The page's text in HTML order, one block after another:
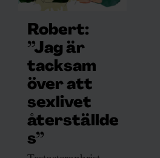
Robert:
”Jag är
tacksam
över att
sexlivet
återställde
s”